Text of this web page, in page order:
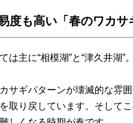
度も高い「春のワカサ
主に“相模湖”と“津久井湖”。
サギパターンが壊滅的な雰
取り戻しています。そして